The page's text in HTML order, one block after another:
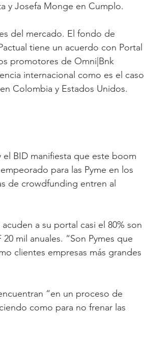
y Josefa Monge en Cumplo.
del mercado. El fondo de
tiene un acuerdo con Portal
promotores de Omni|Bnk
internacional como es el caso
Colombia y Estados Unidos.
BID manifiesta que este boom
para las Pyme en los
de crowdfunding entren al
a su portal casi el 80% son
mil anuales. “Son Pymes que
clientes empresas más grandes
“en un proceso de
como para no frenar las